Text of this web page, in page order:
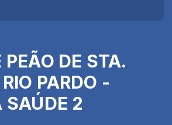
PEÃO DE STA.
PARDO -
SAÚDE 2